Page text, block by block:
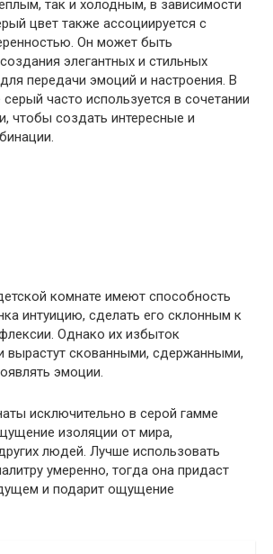
так и холодным, в зависимости
цвет также ассоциируется с
Он может быть
элегантных и стильных
передачи эмоций и настроения. В
часто используется в сочетании
чтобы создать интересные и
комнате имеют способность
интуицию, сделать его склонным к
Однако их избыток
вырастут скованными, сдержанными,
эмоции.
исключительно в серой гамме
изоляции от мира,
людей. Лучше использовать
умеренно, тогда она придаст
и подарит ощущение